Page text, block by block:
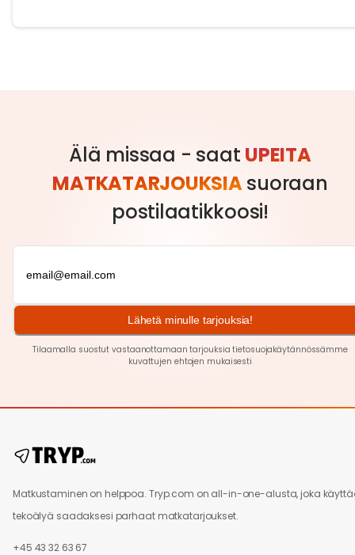
Älä missaa - saat UPEITA
MATKATARJOUKSIAsuoraan
postilaatikkoosi!
Lähetä minulle tarjouksia!
Tilaamalla suostut vastaanottamaan tarjouksia tietosuojakäytännössämme
kuvattujen ehtojen mukaisesti
Matkustaminen on helppoa. Tryp.com on all-in-one-alusta, joka
tekoälyä saadaksesi parhaat matkatarjoukset.
+45 43 32 63 67